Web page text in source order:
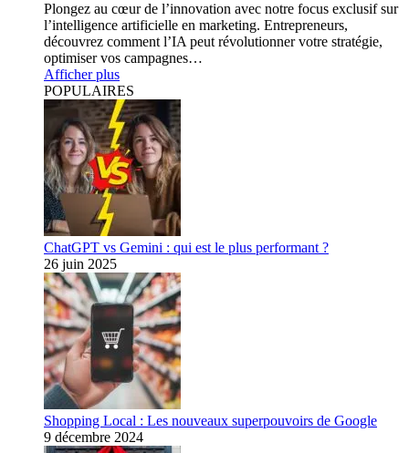
Plongez au cœur de l’innovation avec notre focus exclusif sur
l’intelligence artificielle en marketing. Entrepreneurs,
découvrez comment l’IA peut révolutionner votre stratégie,
optimiser vos campagnes…
Afficher plus
POPULAIRES
ChatGPT vs Gemini : qui est le plus performant ?
26 juin 2025
Shopping Local : Les nouveaux superpouvoirs de Google
9 décembre 2024